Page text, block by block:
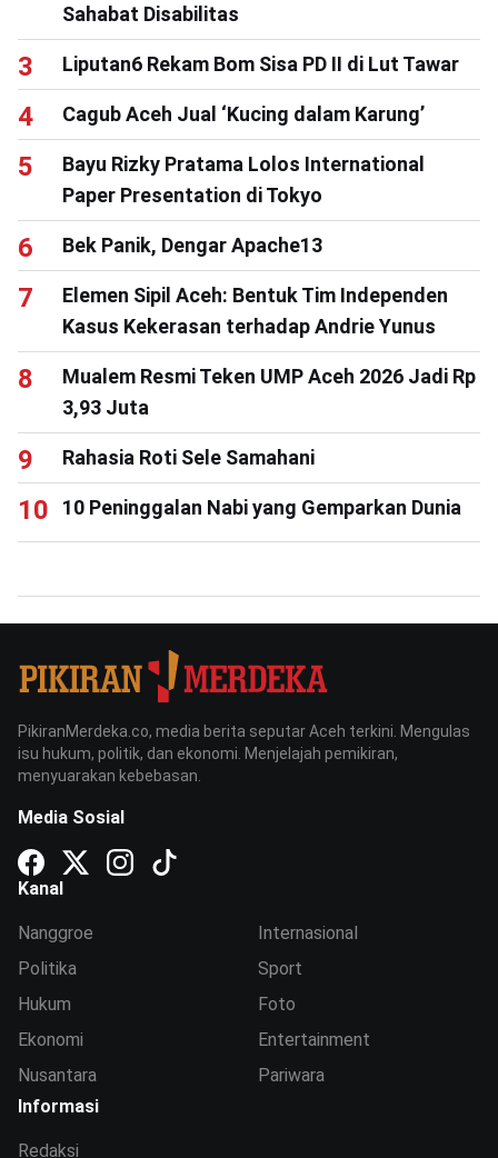
Sahabat Disabilitas
Liputan6 Rekam Bom Sisa PD II di Lut Tawar
Cagub Aceh Jual ‘Kucing dalam Karung’
Bayu Rizky Pratama Lolos International
Paper Presentation di Tokyo
Bek Panik, Dengar Apache13
Elemen Sipil Aceh: Bentuk Tim Independen
Kasus Kekerasan terhadap Andrie Yunus
Mualem Resmi Teken UMP Aceh 2026 Jadi Rp
3,93 Juta
Rahasia Roti Sele Samahani
10 Peninggalan Nabi yang Gemparkan Dunia
PikiranMerdeka.co, media berita seputar Aceh terkini. Mengulas
isu hukum, politik, dan ekonomi. Menjelajah pemikiran,
menyuarakan kebebasan.
Media Sosial
Kanal
Nanggroe
Politika
Hukum
Ekonomi
Nusantara
Internasional
Sport
Foto
Entertainment
Pariwara
Informasi
Redaksi